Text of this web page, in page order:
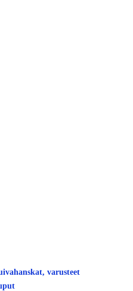
varusteet